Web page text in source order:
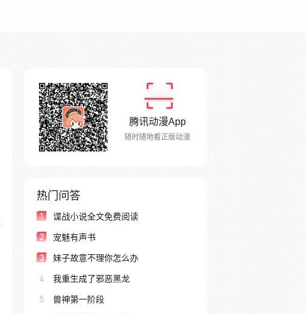
腾讯动漫App
随时随地看正版动漫
热门问答
1 谍战小说全文免费阅读
2 宠魅有声书
3 妹子故意不理你怎么办
4 我重生成了邪恶黑龙
5 兽神第一阶段